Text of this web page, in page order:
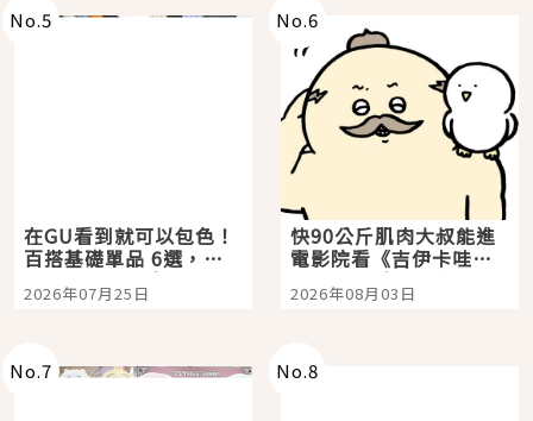
No.5
在GU看到就可以包色！
百搭基礎單品 6選，閉
眼全收也不心疼
2026年07月25日
No.6
快90公斤肌肉大叔能進
電影院看《吉伊卡哇》
嗎？日本重金屬樂團
「打首」會長與nagano
2026年08月03日
No.7 No.8